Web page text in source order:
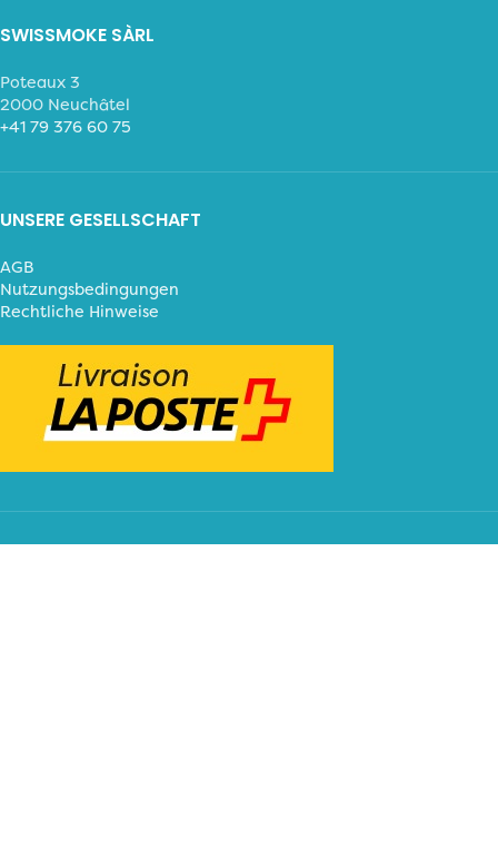
SWISSMOKE SÀRL
Poteaux 3
2000 Neuchâtel
+41 79 376 60 75
UNSERE GESELLSCHAFT
AGB
Nutzungsbedingungen
Rechtliche Hinweise